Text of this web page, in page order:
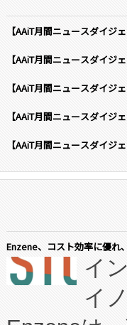
【AAiT月間ニュースダイジ
【AAiT月間ニュースダイジ
【AAiT月間ニュースダイジ
【AAiT月間ニュースダイジ
【AAiT月間ニュースダイジ
Enzene、コスト効率に優れ
イ
イ